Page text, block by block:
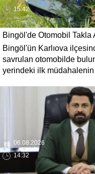
15:42
Bingöl'de Otomobil Takla
Bingöl'ün Karlıova
savrulan otomobilde
yerindeki ilk müdahalenin
06.08.2026
14:32